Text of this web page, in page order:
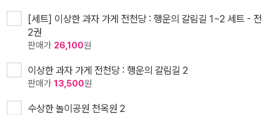
[세트] 이상한 과자 가게 전천당 : 행운의 갈림길 1~2 세트 - 전
2권
판매가 26,100원
이상한 과자 가게 전천당 : 행운의 갈림길 2
판매가 13,500원
수상한 놀이공원 천옥원 2